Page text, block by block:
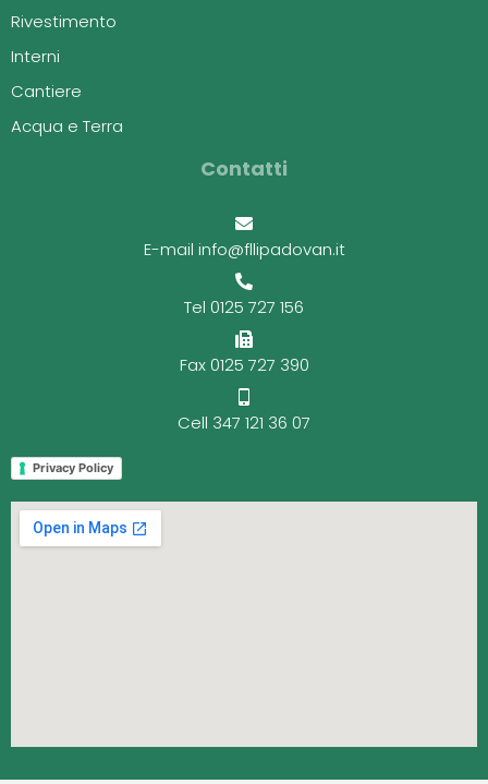
Rivestimento
Interni
Cantiere
Acqua e Terra
Contatti
E-mail info@fllipadovan.it
Tel 0125 727 156
Fax 0125 727 390
Cell 347 121 36 07
Privacy Policy